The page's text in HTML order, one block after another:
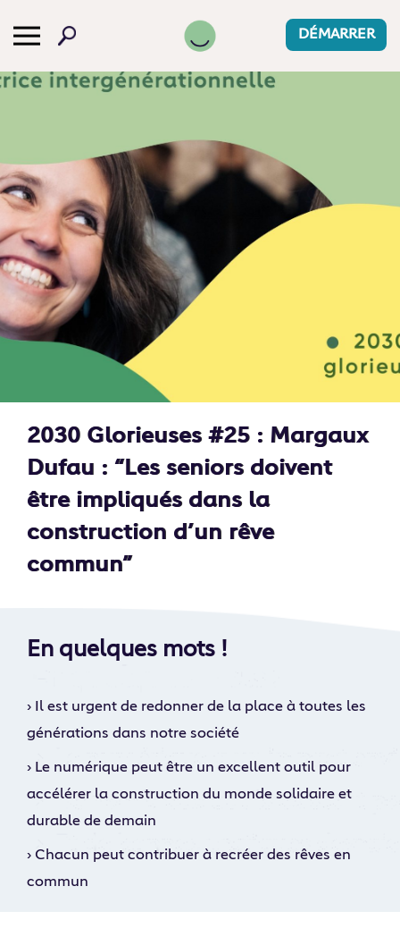
DÉMARRER
2030 Glorieuses #25 : Margaux
Dufau : “Les seniors doivent
être impliqués dans la
construction d’un rêve
commun”
En quelques mots !
›
Il est urgent de redonner de la place à toutes les
générations dans notre société
› Le numérique peut être un excellent outil pour
accélérer la construction du monde solidaire et
durable de demain
› Chacun peut contribuer à recréer des rêves en
commun